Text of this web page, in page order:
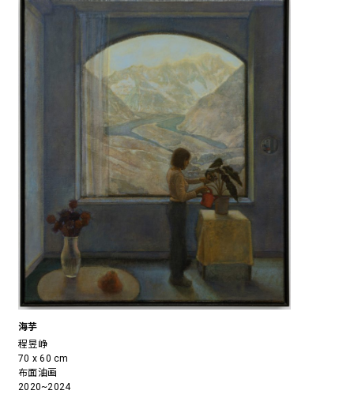
海芋
程昱峥
70 x 60 cm
布面油画
2020~2024